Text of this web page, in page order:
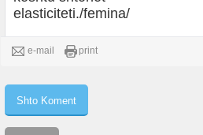
elasticiteti./femina/
e-mail print